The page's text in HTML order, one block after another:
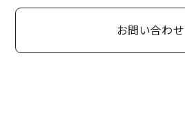
お問い合わせ